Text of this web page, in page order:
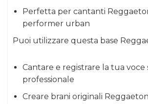
Perfetta per cantanti
performer urban
Puoi utilizzare questa base
Cantare e registrare la tua voce
professionale
Creare brani originali Reggaeton